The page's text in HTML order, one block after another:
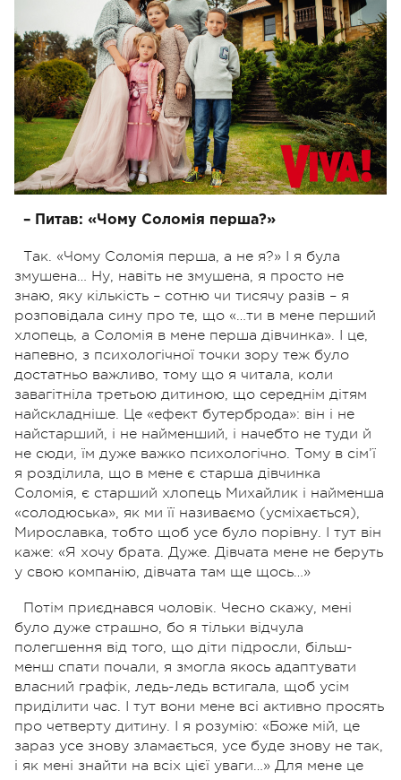
– Питав: «Чому Соломія перша?»
Так. «Чому Соломія перша, а не я?» І я була
змушена… Ну, навіть не змушена, я просто не
знаю, яку кількість – сотню чи тисячу разів – я
розповідала сину про те, що «…ти в мене перший
хлопець, а Соломія в мене перша дівчинка». І це,
напевно, з психологічної точки зору теж було
достатньо важливо, тому що я читала, коли
завагітніла третьою дитиною, що середнім дітям
найскладніше. Це «ефект бутерброда»: він і не
найстарший, і не найменший, і начебто не туди й
не сюди, їм дуже важко психологічно. Тому в сім’ї
я розділила, що в мене є старша дівчинка
Соломія, є старший хлопець Михайлик і найменша
«солодюська», як ми її називаємо (усміхається),
Мирославка, тобто щоб усе було порівну. І тут він
каже: «Я хочу брата. Дуже. Дівчата мене не беруть
у свою компанію, дівчата там ще щось…»
Потім приєднався чоловік. Чесно скажу, мені
було дуже страшно, бо я тільки відчула
полегшення від того, що діти підросли, більш-
менш спати почали, я змогла якось адаптувати
власний графік, ледь-ледь встигала, щоб усім
приділити час. І тут вони мене всі активно просять
про четверту дитину. І я розумію: «Боже мій, це
зараз усе знову зламається, усе буде знову не так,
і як мені знайти на всіх цієї уваги…» Для мене це